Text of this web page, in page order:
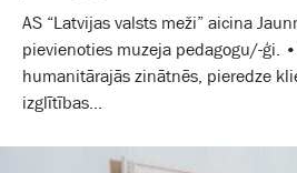
AS “Latvijas valsts meži” aicina
pievienoties muzeja pedagogu/-ģi.
humanitārajās zinātnēs, pieredze
izglītības...